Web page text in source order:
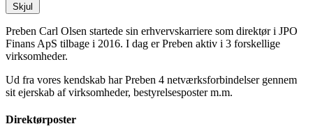
Skjul
Preben Carl Olsen startede sin erhvervskarriere som direktør i JPO
Finans ApS tilbage i 2016. I dag er Preben aktiv i 3 forskellige
virksomheder.
Ud fra vores kendskab har Preben 4 netværksforbindelser gennem
sit ejerskab af virksomheder, bestyrelsesposter m.m.
Direktørposter